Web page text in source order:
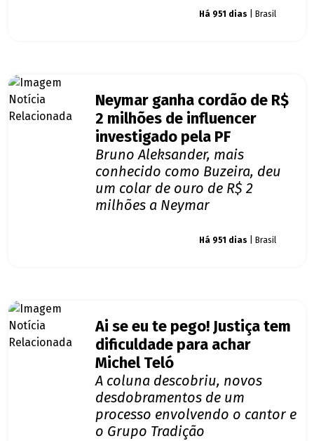
Há 951 dias | Brasil
Neymar ganha cordão de R$
2 milhões de influencer
investigado pela PF
Bruno Aleksander, mais
conhecido como Buzeira, deu
um colar de ouro de R$ 2
milhões a Neymar
Há 951 dias | Brasil
Ai se eu te pego! Justiça tem
dificuldade para achar
Michel Teló
A coluna descobriu, novos
desdobramentos de um
processo envolvendo o cantor e
o Grupo Tradição